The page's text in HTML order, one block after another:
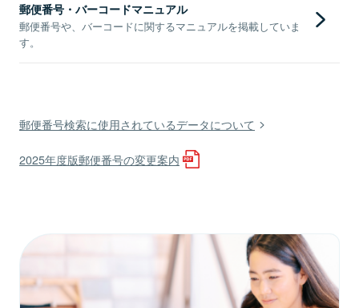
郵便番号・バーコードマニュアル
郵便番号や、バーコードに関するマニュアルを掲載していま
す。
郵便番号検索に使用されているデータについて
2025年度版郵便番号の変更案内